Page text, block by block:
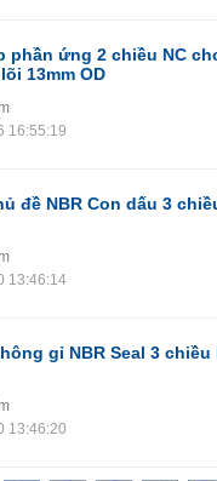
phần ứng 2 chiều NC
13mm OD
16:55:19
đề NBR Con dấu 3
13:46:14
gỉ NBR Seal 3
13:46:20